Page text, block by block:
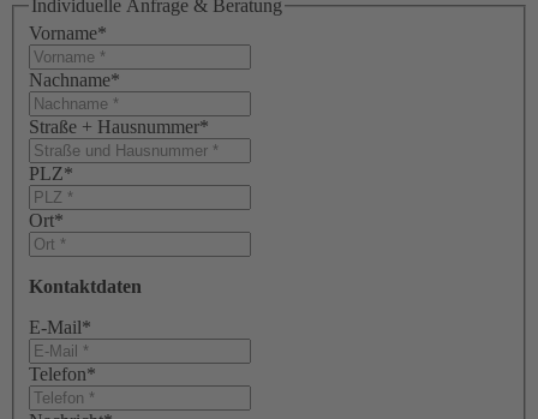
Individuelle Anfrage & Beratung
Vorname*
Nachname*
Straße + Hausnummer*
PLZ*
Ort*
Kontaktdaten
E-Mail*
Telefon*